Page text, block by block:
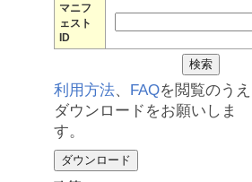
マニフ
ェスト
ID
利用方法、 FAQを閲覧のうえ
ダウンロードをお願いしま
す。